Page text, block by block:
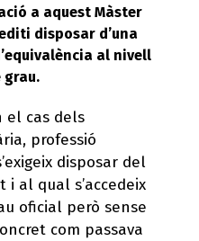
a aquest Màster
disposar d’una
al nivell
grau.
el cas dels
professió
disposar del
i al qual s’accedeix
oficial però sense
com passava